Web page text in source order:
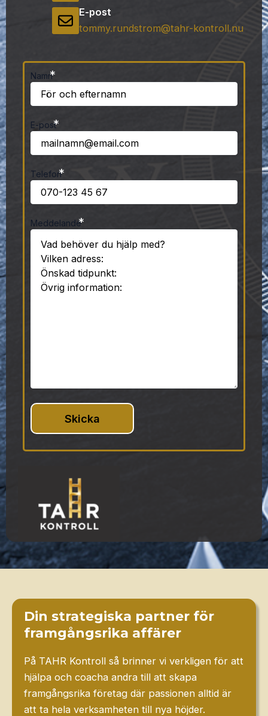
E-post
tommy.rundstrom@tahr-kontroll.nu
Namn*
E-post*
Telefon*
Meddelande*
Din strategiska partner för
framgångsrika affärer
På TAHR Kontroll så brinner vi verkligen för att
hjälpa och coacha andra till att skapa
framgångsrika företag där passionen alltid är
att ta hela verksamheten till nya höjder.